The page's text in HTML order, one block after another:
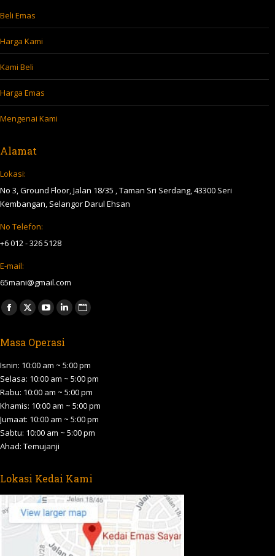
Beli Emas
Harga Kami
Kami Beli
Harga Emas
Mengenai Kami
Alamat
Lokasi:
No 3, Ground Floor, Jalan 18/35 , Taman Sri Serdang, 43300 Seri
Kembangan, Selangor Darul Ehsan
No Telefon:
+6 012 - 326 5128
E-mail:
65mani@gmail.com
Find us on:
Facebook
opens
in
new
window
X
opens
in
new
window
YouTube
opens
in
new
window
Linkedin
opens
in
new
window
Website
in
new
window
Masa Operasi
Isnin: 10:00 am ~ 5:00 pm
Selasa: 10:00 am ~ 5:00 pm
Rabu: 10:00 am ~ 5:00 pm
Khamis: 10:00 am ~ 5:00 pm
Jumaat: 10:00 am ~ 5:00 pm
Sabtu: 10:00 am ~ 5:00 pm
Ahad: Temujanji
Lokasi Kedai Kami